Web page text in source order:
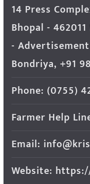
14 Press
Bhopal -
-
Bondriya, +91
Phone: (0755)
Farmer Help
Email:
Website: